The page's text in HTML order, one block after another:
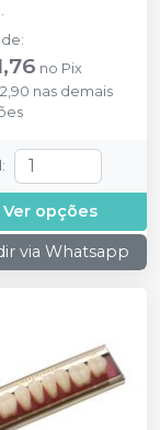
:
no Pix
nas demais
:
Ver opções
via Whatsapp